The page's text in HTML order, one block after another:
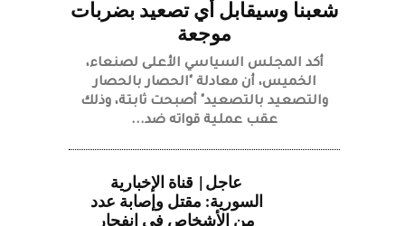
شعبنا وسيقابل أي تصعيد بضربات
موجعة
أكد المجلس السياسي الأعلى لصنعاء،
الخميس، أن معادلة "الحصار بالحصار
والتصعيد بالتصعيد" أصبحت ثابتة، وذلك
عقب عملية قواته ضد...
عاجل| قناة الإخبارية
السورية: مقتل وإصابة عدد
من الأشخاص في انفجار